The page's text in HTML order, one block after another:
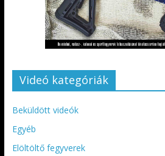
Videó kategóriák
Beküldött videók
Egyéb
Elöltöltő fegyverek